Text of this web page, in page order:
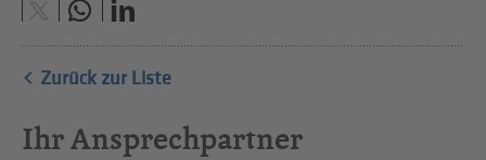
Zurück zur Liste
Ihr Ansprechpartner